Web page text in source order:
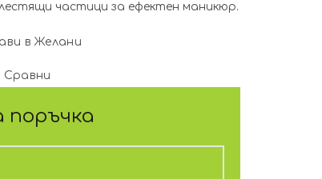
частици за ефектен маникюр.
в Желани
Сравни
поръчка